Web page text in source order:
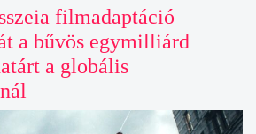
filmadaptáció
a bűvös egymilliárd
a globális